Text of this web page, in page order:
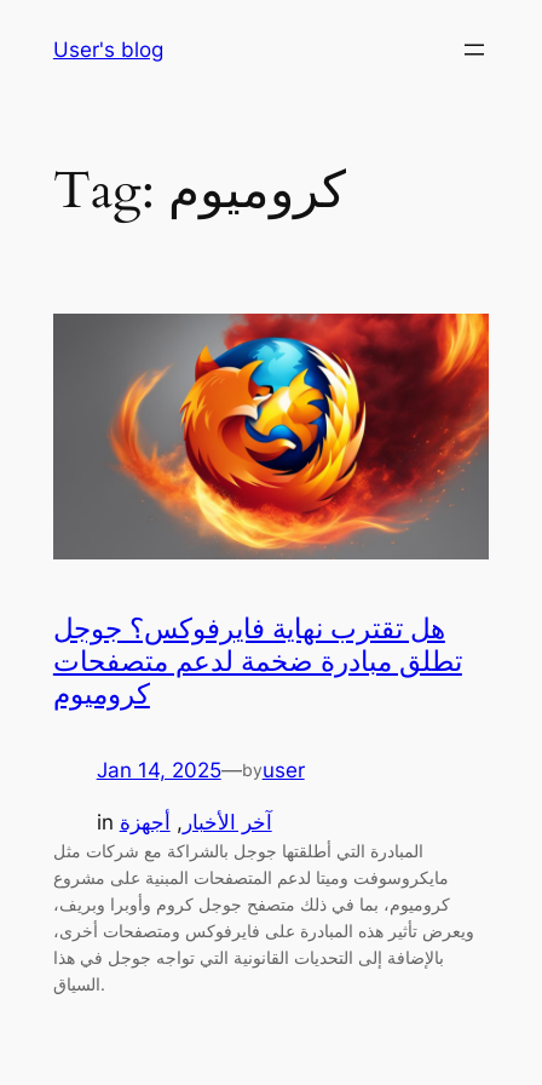
User's blog
Tag: كروميوم
هل تقترب نهاية فايرفوكس؟ جوجل
تطلق مبادرة ضخمة لدعم متصفحات
كروميوم
Jan 14, 2025—byuser
in آخر الأخبار , أجهزة
المبادرة التي أطلقتها جوجل بالشراكة مع شركات مثل
مايكروسوفت وميتا لدعم المتصفحات المبنية على مشروع
كروميوم، بما في ذلك متصفح جوجل كروم وأوبرا وبريف،
ويعرض تأثير هذه المبادرة على فايرفوكس ومتصفحات أخرى،
بالإضافة إلى التحديات القانونية التي تواجه جوجل في هذا
السياق.